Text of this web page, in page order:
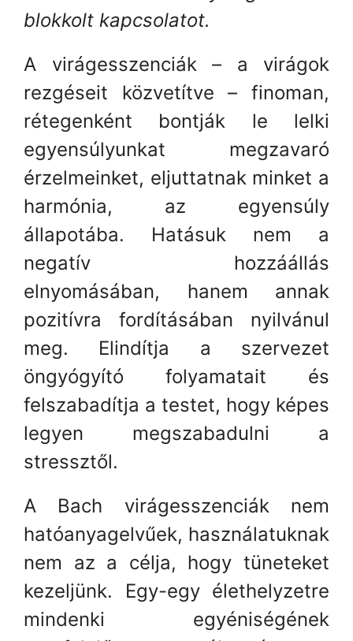
blokkolt kapcsolatot.
A virágesszenciák – a virágok
rezgéseit közvetítve – finoman,
rétegenként bontják le lelki
egyensúlyunkat megzavaró
érzelmeinket, eljuttatnak minket a
harmónia, az egyensúly
állapotába. Hatásuk nem a
negatív hozzáállás
elnyomásában, hanem annak
pozitívra fordításában nyilvánul
meg. Elindítja a szervezet
öngyógyító folyamatait és
felszabadítja a testet, hogy képes
legyen megszabadulni a
stressztől.
A Bach virágesszenciák nem
hatóanyagelvűek, használatuknak
nem az a célja, hogy tüneteket
kezeljünk. Egy-egy élethelyzetre
mindenki egyéniségének